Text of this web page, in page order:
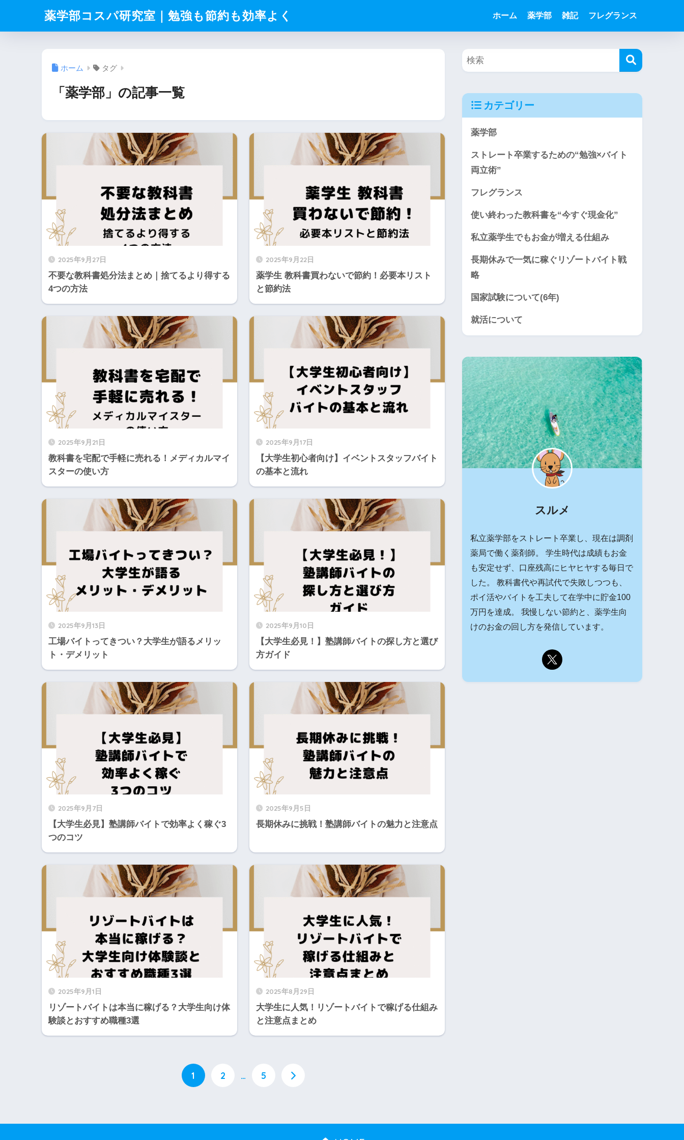
薬学部コスパ研究室｜勉強も節約も効率よく ホーム 薬学部 雑記 フレグランス
ホーム タグ
「薬学部」の記事一覧
2025年9月27日
不要な教科書処分法まとめ｜捨てるより得する
4つの方法
2025年9月22日
薬学生 教科書買わないで節約！必要本リスト
と節約法
2025年9月21日
教科書を宅配で手軽に売れる！メディカルマイ
スターの使い方
2025年9月17日
【大学生初心者向け】イベントスタッフバイト
の基本と流れ
2025年9月13日
工場バイトってきつい？大学生が語るメリッ
ト・デメリット
2025年9月10日
【大学生必見！】塾講師バイトの探し方と選び
方ガイド
2025年9月7日
【大学生必見】塾講師バイトで効率よく稼ぐ3
つのコツ
2025年9月5日
長期休みに挑戦！塾講師バイトの魅力と注意点
2025年9月1日
リゾートバイトは本当に稼げる？大学生向け体
験談とおすすめ職種3選
2025年8月29日
大学生に人気！リゾートバイトで稼げる仕組み
と注意点まとめ
1 2 … 5
カテゴリー
薬学部
ストレート卒業するための“勉強×バイト
両立術”
フレグランス
使い終わった教科書を“今すぐ現金化”
私立薬学生でもお金が増える仕組み
長期休みで一気に稼ぐリゾートバイト戦
略
国家試験について(6年)
就活について
スルメ
私立薬学部をストレート卒業し、現在は調剤
薬局で働く薬剤師。 学生時代は成績もお金
も安定せず、口座残高にヒヤヒヤする毎日で
した。 教科書代や再試代で失敗しつつも、
ポイ活やバイトを工夫して在学中に貯金100
万円を達成。 我慢しない節約と、薬学生向
けのお金の回し方を発信しています。